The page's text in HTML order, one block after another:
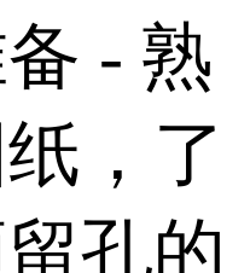
- 熟
，了
孔的